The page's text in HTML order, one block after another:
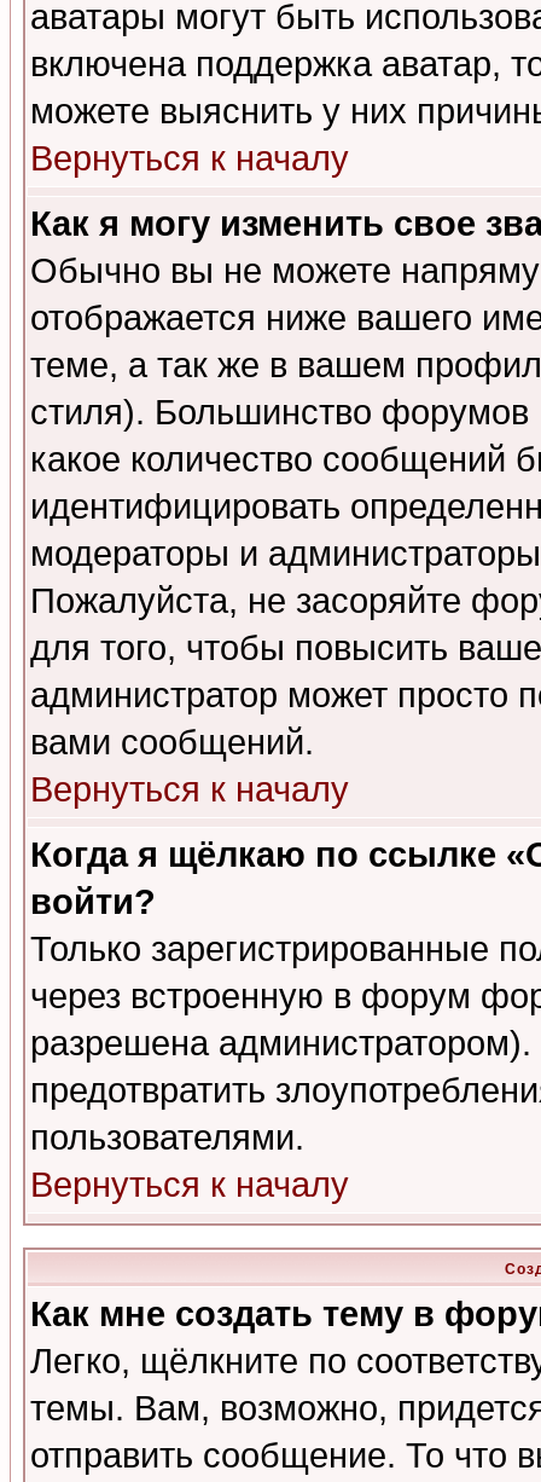
аватары могут быть
включена поддержка аватар,
можете выяснить у них
Вернуться к началу
Как я могу изменить свое
Обычно вы не можете
отображается ниже вашего
теме, а так же в вашем
стиля). Большинство форумов
какое количество сообщений
идентифицировать
модераторы и
Пожалуйста, не засоряйте
для того, чтобы повысить
администратор может просто
вами сообщений.
Вернуться к началу
Когда я щёлкаю по ссылке
войти?
Только зарегистрированные
через встроенную в форум
разрешена
предотвратить
пользователями.
Вернуться к началу
Как мне создать тему в
Легко, щёлкните по
темы. Вам, возможно,
отправить сообщение. То что